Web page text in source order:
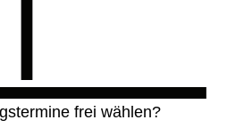
frei wählen?